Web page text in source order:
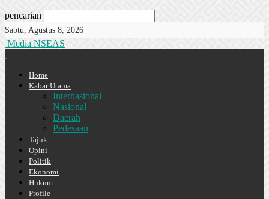
pencarian
Sabtu, Agustus 8, 2026
Media NSEAS
Home
Kabar Utama
Internasional
Nasional
Daerah
Pedesaan
Tajuk
Opini
Politik
Ekonomi
Hukum
Profile